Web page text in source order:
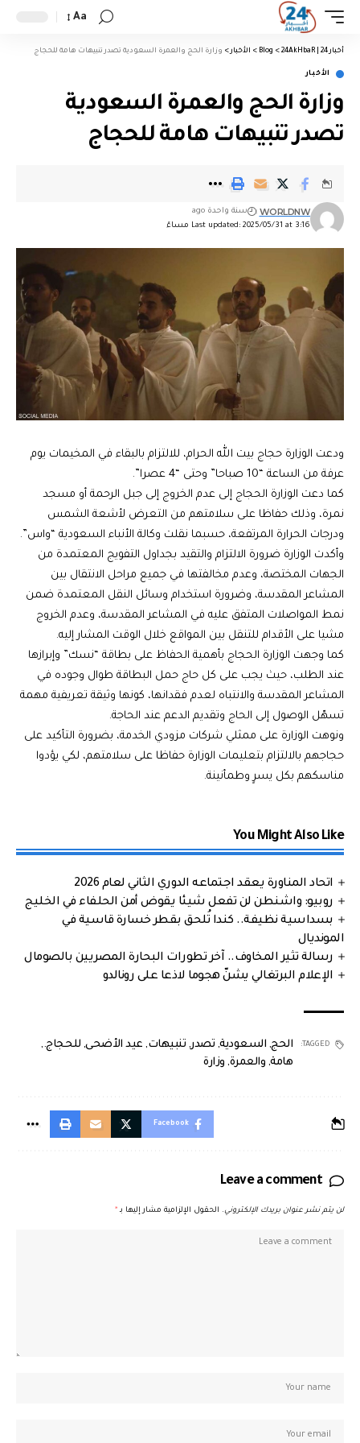
Aa
أخبار 24 | 24AkHbaR >
Blog
> الأخبار > وزارة الحج والعمرة السعودية تصدر تنبيهات هامة للحجاج
الأخبار
وزارة الحج والعمرة السعودية
تصدر تنبيهات هامة للحجاج
Last updated: 2025/05/31 at 3:16 مساءً
WORLDNW سنة واحدة ago
ودعت الوزارة حجاج بيت الله الحرام، للالتزام بالبقاء في المخيمات يوم
عرفة من الساعة “10 صباحا” وحتى “4 عصرا”.
كما دعت الوزارة الحجاج إلى عدم الخروج إلى جبل الرحمة أو مسجد
نمرة، وذلك حفاظا على سلامتهم من التعرض لأشعة الشمس
ودرجات الحرارة المرتفعة، حسبما نقلت وكالة الأنباء السعودية “واس”.
وأكدت الوزارة ضرورة الالتزام والتقيد بجداول التفويج المعتمدة من
الجهات المختصة، وعدم مخالفتها في جميع مراحل الانتقال بين
المشاعر المقدسة، وضرورة استخدام وسائل النقل المعتمدة ضمن
نمط المواصلات المتفق عليه في المشاعر المقدسة، وعدم الخروج
مشيا على الأقدام للتنقل بين المواقع خلال الوقت المشار إليه.
كما وجهت الوزارة الحجاج بأهمية الحفاظ على بطاقة “نسك” وإبرازها
عند الطلب، حيث يجب على كل حاج حمل البطاقة طوال وجوده في
المشاعر المقدسة والانتباه لعدم فقدانها، كونها وثيقة تعريفية مهمة
تسهّل الوصول إلى الحاج وتقديم الدعم عند الحاجة.
ونوهت الوزارة على ممثلي شركات مزودي الخدمة، بضرورة التأكيد على
حجاجهم بالالتزام بتعليمات الوزارة حفاظا على سلامتهم، لكي يؤدوا
مناسكهم بكل يسرٍ وطمأنينة.
You Might Also Like
اتحاد المناورة يعقد اجتماعه الدوري الثاني لعام 2026
روبيو: واشنطن لن تفعل شيئا يقوض أمن الحلفاء في الخليج
بسداسية نظيفة.. كندا تُلحق بقطر خسارة قاسية في
المونديال
رسالة تثير المخاوف.. آخر تطورات البحارة المصريين بالصومال
الإعلام البرتغالي يشنّ هجوما لاذعا على رونالدو
TAGGED: الحج, السعودية, تصدر, تنبيهات, عيد الأضحى, للحجاج.,
هامة, والعمرة, وزارة
Facebook
Leave a comment
لن يتم نشر عنوان بريدك الإلكتروني. الحقول الإلزامية مشار إليها بـ *